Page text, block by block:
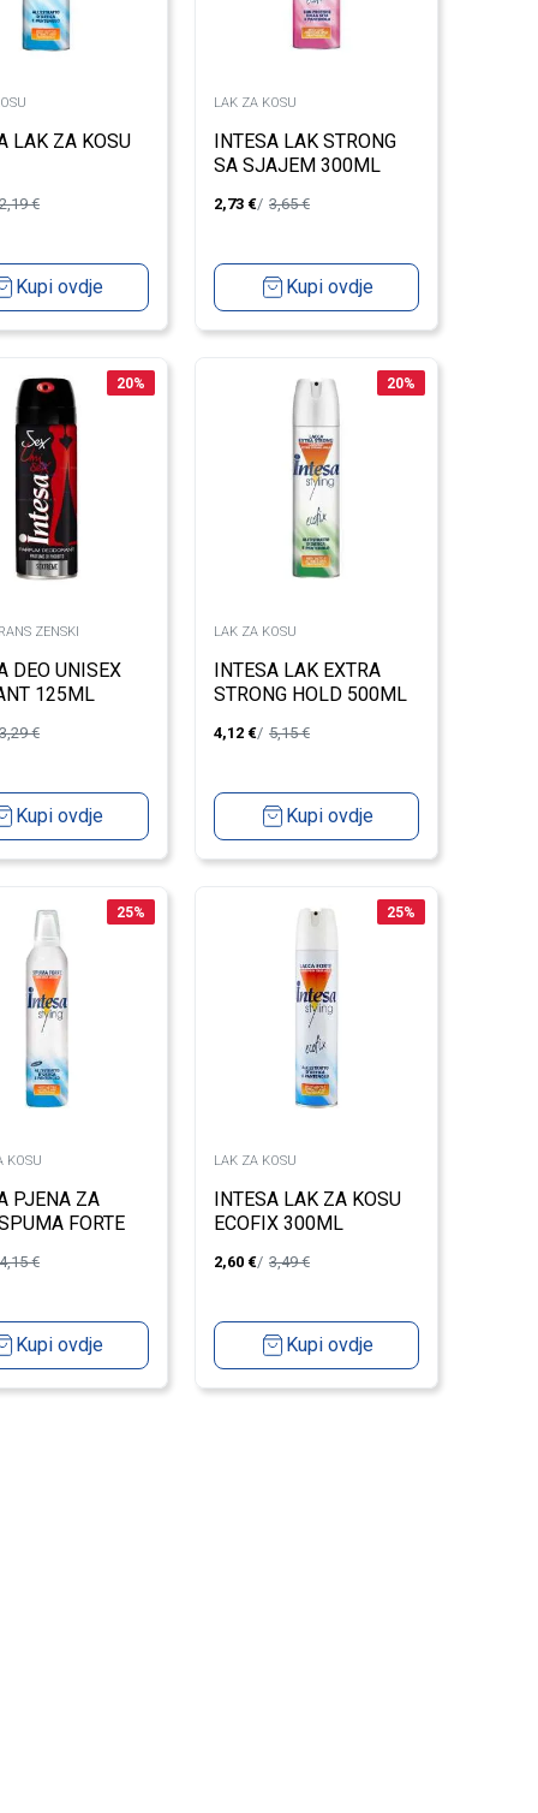
LAK ZA KOSU
2,19€
Kupi ovdje
LAK ZA KOSU
INTESA LAK STRONG
SA SJAJEM 300ML
2,73 € 3,65€
Kupi ovdje
20%
ZENSKI
DEO UNISEX
125ML
3,29€
Kupi ovdje
20%
LAK ZA KOSU
INTESA LAK EXTRA
STRONG HOLD 500ML
4,12 € 5,15€
Kupi ovdje
25%
KOSU
PJENA ZA
FORTE
4,15€
Kupi ovdje
25%
LAK ZA KOSU
INTESA LAK ZA KOSU
ECOFIX 300ML
2,60 € 3,49€
Kupi ovdje